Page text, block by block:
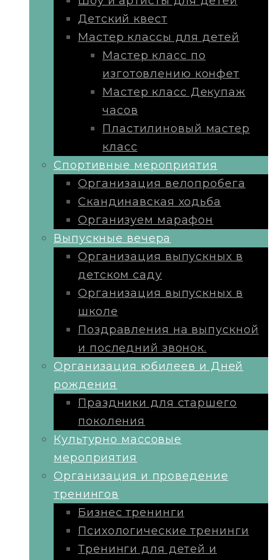
Детский квест
Мастер классы для детей
Мастер класс по
изготовлению конфет
Мастер класс Декупаж
часов
Пластилиновый мастер
класс
Cпортивные мероприятия
Организация велопробега
Скандинавская ходьба
Организуем марафон
Выпускные вечера
Организация выпускных в
детском саду
Организация выпускных в
школе
Поздравления на выпускной
и последний звонок.
Организация юбилеев и Дней
рождения
Праздники для старшего
поколения
Культурно массовые
мероприятия
Организация и проведение
тренингов
Бизнес тренинги
Психологические тренинги
Тренинги для детей и